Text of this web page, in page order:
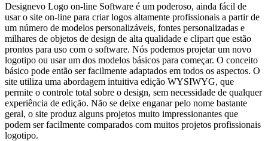
Designevo Logo on-line Software é um poderoso, ainda fácil de
usar o site on-line para criar logos altamente profissionais a partir de
um número de modelos personalizáveis, fontes personalizadas e
milhares de objetos de design de alta qualidade e clipart que estão
prontos para uso com o software. Nós podemos projetar um novo
logotipo ou usar um dos modelos básicos para começar. O conceito
básico pode então ser facilmente adaptados em todos os aspectos. O
site utiliza uma abordagem intuitiva edição WYSIWYG, que
permite o controle total sobre o design, sem necessidade de qualquer
experiência de edição. Não se deixe enganar pelo nome bastante
geral, o site produz alguns projetos muito impressionantes que
podem ser facilmente comparados com muitos projetos profissionais
logotipo.